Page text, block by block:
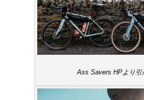
Ass Savers HPより引